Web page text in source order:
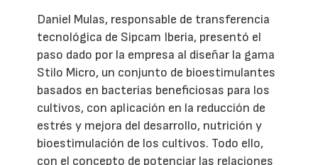
Daniel Mulas, responsable de transferencia
tecnológica de Sipcam Iberia, presentó el
paso dado por la empresa al diseñar la gama
Stilo Micro, un conjunto de bioestimulantes
basados en bacterias beneficiosas para los
cultivos, con aplicación en la reducción de
estrés y mejora del desarrollo, nutrición y
bioestimulación de los cultivos. Todo ello,
con el concepto de potenciar las relaciones